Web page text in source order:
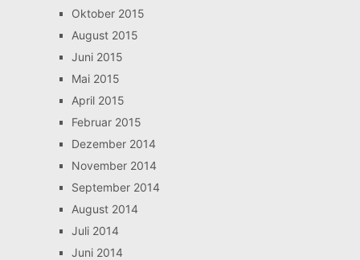
Oktober 2015
August 2015
Juni 2015
Mai 2015
April 2015
Februar 2015
Dezember 2014
November 2014
September 2014
August 2014
Juli 2014
Juni 2014